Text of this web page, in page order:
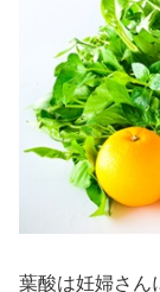
葉酸は妊婦さん